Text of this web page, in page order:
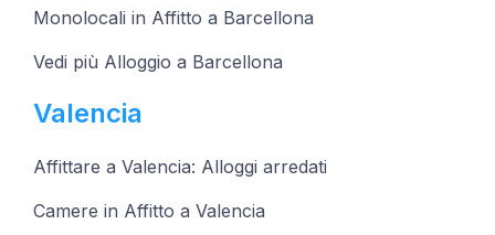
Monolocali in Affitto a Barcellona
Vedi più Alloggio a Barcellona
Valencia
Affittare a Valencia: Alloggi arredati
Camere in Affitto a Valencia